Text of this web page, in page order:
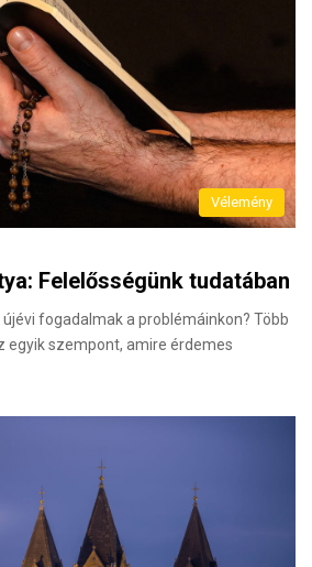
Vélemény
Felelősségünk tudatában
fogadalmak a problémáinkon? Több
egyik szempont, amire érdemes